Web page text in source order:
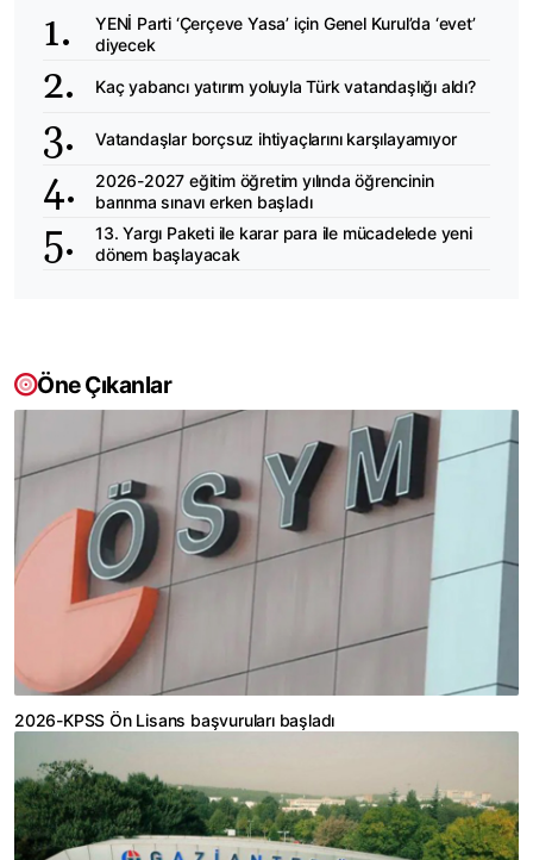
YENİ Parti ‘Çerçeve Yasa’ için Genel Kurul’da ‘evet’
diyecek
Kaç yabancı yatırım yoluyla Türk vatandaşlığı aldı?
Vatandaşlar borçsuz ihtiyaçlarını karşılayamıyor
2026-2027 eğitim öğretim yılında öğrencinin
barınma sınavı erken başladı
13. Yargı Paketi ile karar para ile mücadelede yeni
dönem başlayacak
Öne Çıkanlar
2026-KPSS Ön Lisans başvuruları başladı